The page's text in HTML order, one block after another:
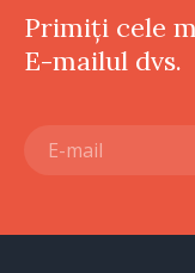
Primiți cele
E-mailul dvs.